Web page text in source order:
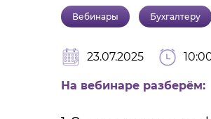
Вебинары Бухгалтеру
23.07.2025
На вебинаре разберём: